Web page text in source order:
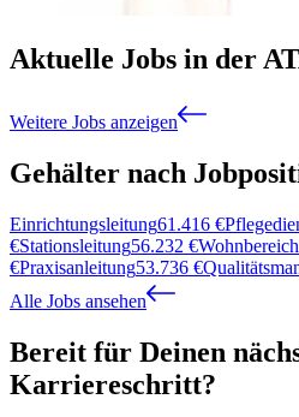
Aktuelle Jobs in der
Weitere Jobs anzeigen
Gehälter nach
Einrichtungsleitung61.416 €
€Stationsleitung56.232 €
€Praxisanleitung53.736 €
Alle Jobs ansehen
Bereit für Deinen
Karriereschritt?